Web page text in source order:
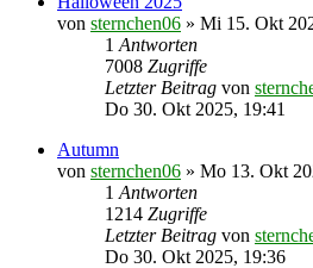
von sternchen06 » Mi 15. Okt
1 Antworten
7008 Zugriffe
Letzter Beitrag von
Do 30. Okt 2025, 19:41
Autumn
von sternchen06 » Mo 13. Okt
1 Antworten
1214 Zugriffe
Letzter Beitrag von
Do 30. Okt 2025, 19:36